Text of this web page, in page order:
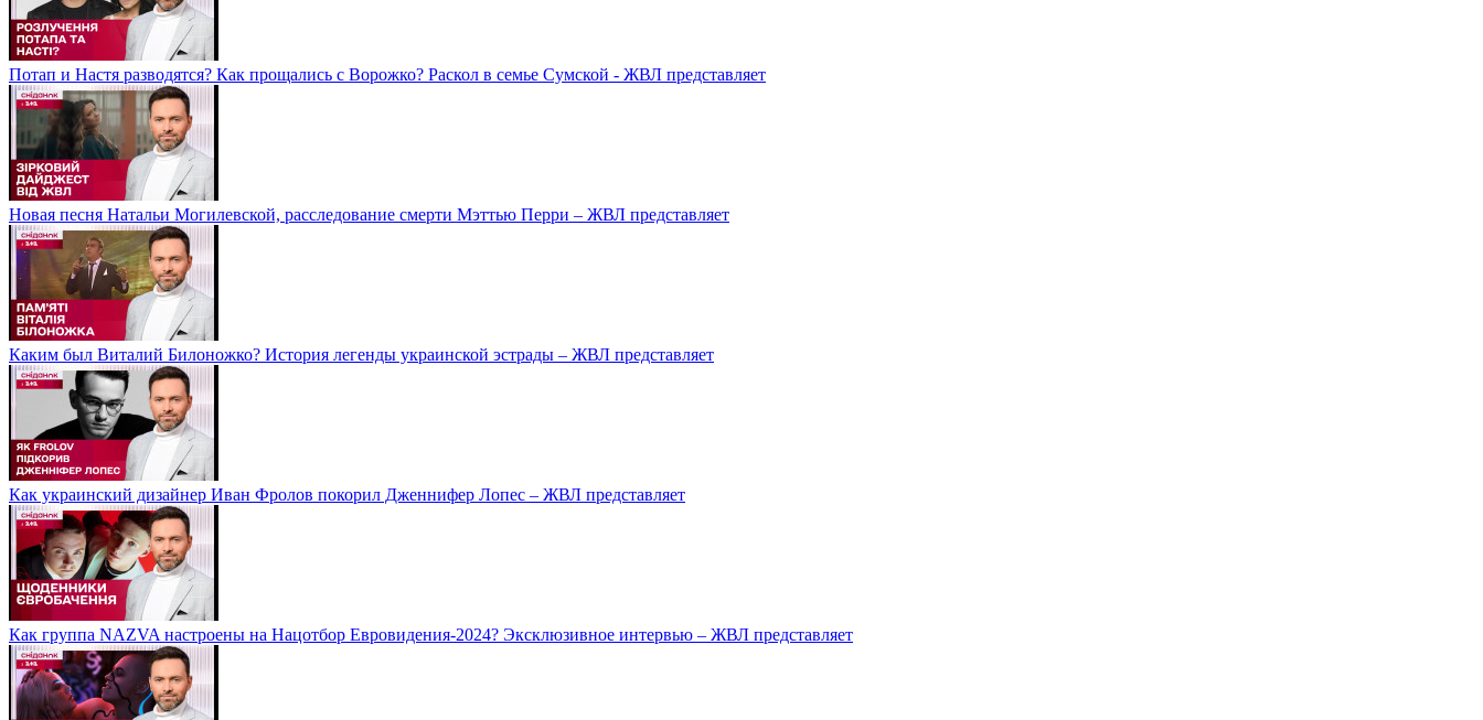
Потап и Настя разводятся? Как прощались с Ворожко? Раскол в семье Сумской - ЖВЛ представляет
Новая песня Натальи Могилевской, расследование смерти Мэттью Перри – ЖВЛ представляет
Каким был Виталий Билоножко? История легенды украинской эстрады – ЖВЛ представляет
Как украинский дизайнер Иван Фролов покорил Дженнифер Лопес – ЖВЛ представляет
Как группа NAZVA настроены на Нацотбор Евровидения-2024? Эксклюзивное интервью – ЖВЛ представляет